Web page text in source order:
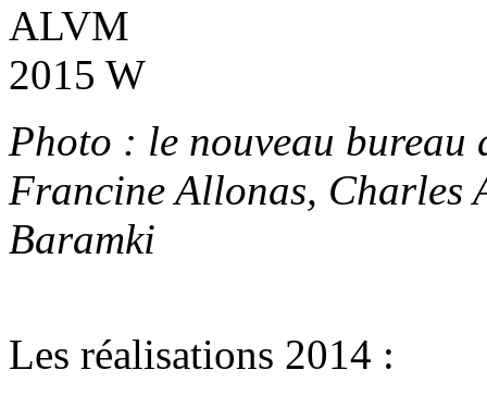
Photo : le nouveau
Francine Allonas,
Baramki
Les réalisations 2014 :